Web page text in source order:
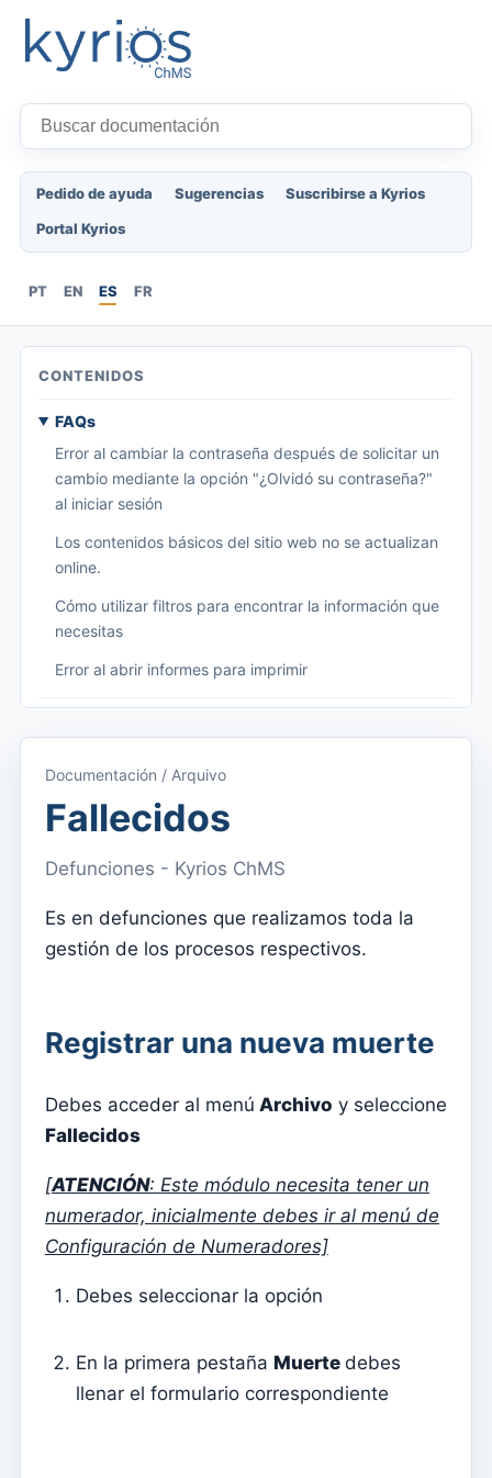
Pedido de ayuda Sugerencias
Suscribirse a Kyrios
Portal Kyrios
PT EN ES FR
CONTENIDOS
FAQs
Error al cambiar la contraseña después de solicitar un
cambio mediante la opción "¿Olvidó su contraseña?"
al iniciar sesión
Los contenidos básicos del sitio web no se actualizan
online.
Cómo utilizar filtros para encontrar la información que
necesitas
Error al abrir informes para imprimir
Acceso a la documentación
Menú principal (aplicaciones)
Cambiar entre suscripciones
Dashboard
Panel
Configuración de suscripción
Cambiar la contraseña
Modo oscuro
Cambiar idioma
Editar parroquia
desconectar
Configurar una cuenta SMTP para enviar correos
Catequese
Formularios de inscripción para catequesis
Documentación / Arquivo
Fallecidos
Defunciones - Kyrios ChMS
Es en defunciones que realizamos toda la
gestión de los procesos respectivos.
Registrar una nueva muerte
Debes acceder al menú Archivo y seleccione
Fallecidos
[ATENCIÓN: Este módulo necesita tener un
numerador, inicialmente debes ir al menú de
Configuración de Numeradores]
Debes seleccionar la opción
En la primera pestaña Muerte debes
llenar el formulario correspondiente